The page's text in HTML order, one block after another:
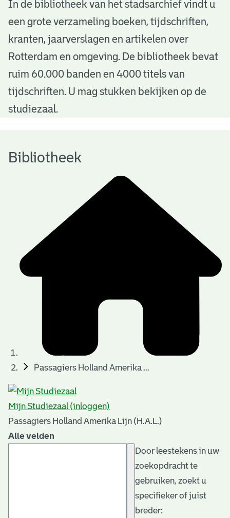
B
b
o
h
In de bibliotheek van het stadsarchief vindt u
een grote verzameling boeken, tijdschriften,
kranten, jaarverslagen en artikelen over
Rotterdam en omgeving. De bibliotheek bevat
ruim 60.000 banden en 4000 titels van
tijdschriften. U mag stukken bekijken op de
studiezaal.
Bibliotheek
Passagiers Holland Amerika ...
Mijn Studiezaal (inloggen)
Passagiers Holland Amerika Lijn (H.A.L.)
Alle velden
Door leestekens in uw
zoekopdracht te
gebruiken, zoekt u
specifieker of juist
breder: